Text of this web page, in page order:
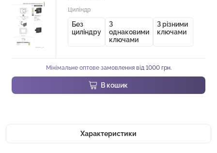
Циліндр
Без
циліндру
З
однаковими
ключами
З різними
ключами
Мінімальне оптове замовлення від 1000 грн.
В кошик
Характеристики